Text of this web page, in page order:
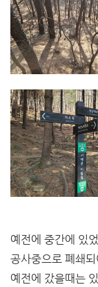
예전에 중간에 있
공사중으로 폐쇄되
예전에 갔을때는